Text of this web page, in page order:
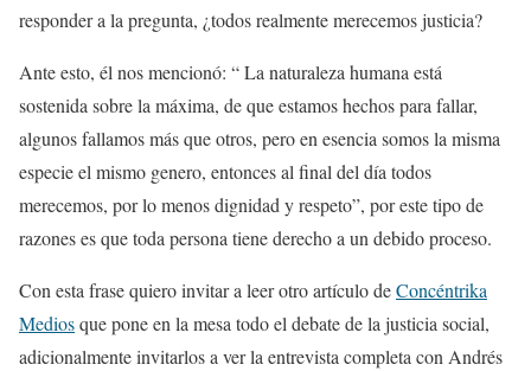
responder a la pregunta, ¿todos realmente merecemos justicia?
Ante esto, él nos mencionó: “ La naturaleza humana está
sostenida sobre la máxima, de que estamos hechos para fallar,
algunos fallamos más que otros, pero en esencia somos la misma
especie el mismo genero, entonces al final del día todos
merecemos, por lo menos dignidad y respeto”, por este tipo de
razones es que toda persona tiene derecho a un debido proceso.
Con esta frase quiero invitar a leer otro artículo deConcéntrika
Mediosque pone en la mesa todo el debate de la justicia social,
adicionalmente invitarlos a ver la entrevista completa con Andrés